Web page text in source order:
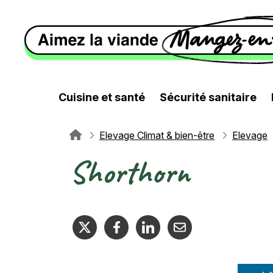
Cuisine et santé Sécurité sanitaire
Fil d'ArianeElevage Climat & bien-être Elevage
Shorthorn